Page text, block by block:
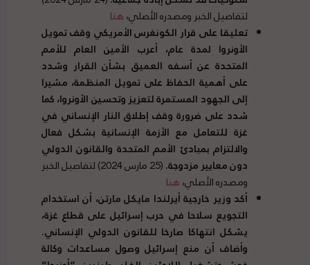
لتفاصيل الخبر ومصدره الأصلي،هنا
تعليقا على قرار الكونغرس الأمريكي وقف تمويل
الأونروا لمدة عام، أعرب الأمين العام للأمم
المتحدة عن أسفه العميق بشأن القرار وشدد
على أهمية الحفاظ على تمويل المنظمة، مشيرا
إلى الجهود المستمرة لتعزيز وتحسين الأونروا، كما
شدد على ضرورة وقف إطلاق النار الإنساني في
غزة للتعامل مع الأزمة الإنسانية بشكل فعال
والالتزام بمبادئ الأمم المتحدة والقانون الدولي
دون معايير مزدوجة.
(25 مارس 2024) لتفاصيل الخبر
ومصدره الأصلي،هنا
أكد وزير خارجية أيرلندا مايكل مارتن، أن استخدام
التجويع سلاحا في حرب إسرائيل على قطاع غزة،
يشكل انتهاكا صارخا للقانون الدولي الإنساني.
وأضاف أن منع إسرائيل وصول مساعدات وكالة